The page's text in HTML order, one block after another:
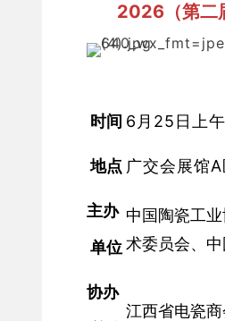
2026（第二
时间 6月25日上
地点 广交会展馆
主办
单位
中国陶瓷工
术委员会、
协办
江西省电瓷